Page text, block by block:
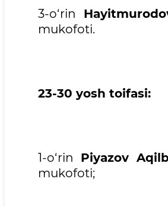
3-o‘rin
mukofoti.
23-30 yosh toifasi:
1-o‘rin Piyazov
mukofoti;